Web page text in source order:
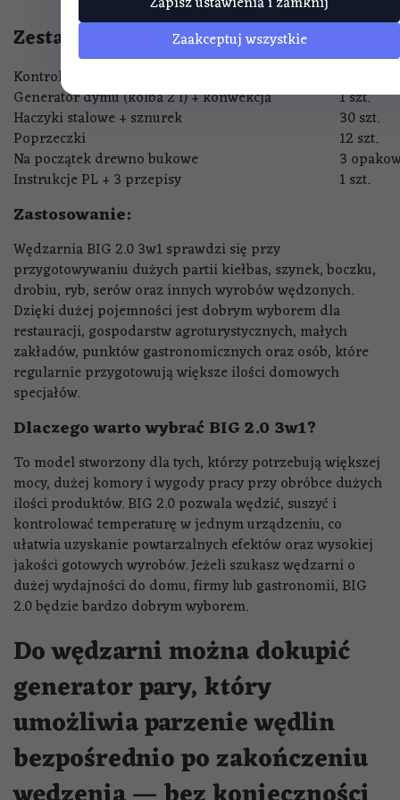
Zestaw zawiera:
Kontroler PID REX C100
Generator dymu (kolba 2 l) + konwekcja
1 szt.
Haczyki stalowe + sznurek
30 szt.
Poprzeczki
12 szt.
Na początek drewno bukowe
3
Instrukcje PL + 3 przepisy
1 szt.
Zastosowanie:
Wędzarnia BIG 2.0 3w1 sprawdzi się przy
przygotowywaniu dużych partii kiełbas, szynek, boczku,
drobiu, ryb, serów oraz innych wyrobów wędzonych.
Dzięki dużej pojemności jest dobrym wyborem dla
restauracji, gospodarstw agroturystycznych, małych
zakładów, punktów gastronomicznych oraz osób, które
regularnie przygotowują większe ilości domowych
specjałów.
Dlaczego warto wybrać BIG 2.0 3w1?
To model stworzony dla tych, którzy potrzebują większej
mocy, dużej komory i wygody pracy przy obróbce dużych
ilości produktów. BIG 2.0 pozwala wędzić, suszyć i
kontrolować temperaturę w jednym urządzeniu, co
ułatwia uzyskanie powtarzalnych efektów oraz wysokiej
jakości gotowych wyrobów. Jeżeli szukasz wędzarni o
dużej wydajności do domu, firmy lub gastronomii, BIG
2.0 będzie bardzo dobrym wyborem.
Do wędzarni można dokupić
generator pary, który
umożliwia parzenie wędlin
bezpośrednio po zakończeniu
Zaakceptuj wszystkie